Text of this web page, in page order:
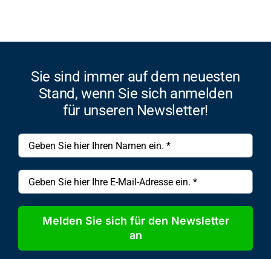
Sie sind immer auf dem neuesten
Stand, wenn Sie sich anmelden
für unseren Newsletter!
Melden Sie sich für den Newsletter
an